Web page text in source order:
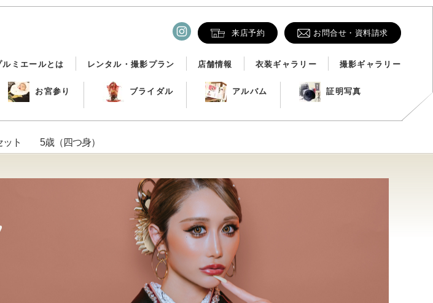
来店予約 お問合せ・資料請求
ルミエールとは レンタル・撮影プラン 店舗情報 衣装ギャラリー 撮影ギャラリー
お宮参り ブライダル アルバム 証明写真
ット 5歳（四つ身）